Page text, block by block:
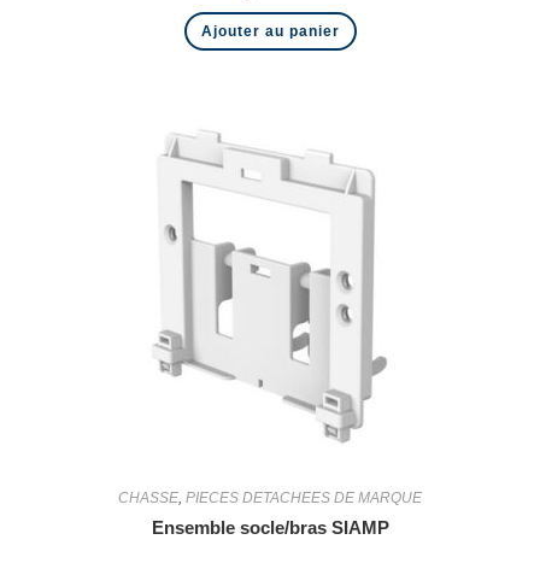
Ajouter au panier
CHASSE PIECES DETACHEES DE MARQUE
Ensemble socle/bras SIAMP